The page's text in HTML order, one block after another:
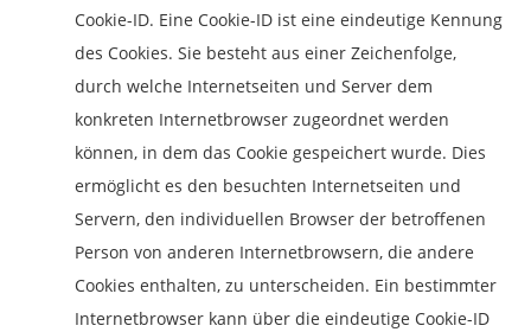
Cookie-ID. Eine Cookie-ID ist eine eindeutige Kennung
des Cookies. Sie besteht aus einer Zeichenfolge,
durch welche Internetseiten und Server dem
konkreten Internetbrowser zugeordnet werden
können, in dem das Cookie gespeichert wurde. Dies
ermöglicht es den besuchten Internetseiten und
Servern, den individuellen Browser der betroffenen
Person von anderen Internetbrowsern, die andere
Cookies enthalten, zu unterscheiden. Ein bestimmter
Internetbrowser kann über die eindeutige Cookie-ID